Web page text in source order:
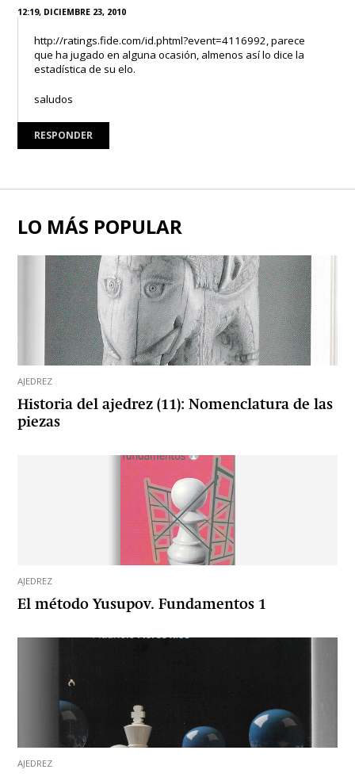
12:19, DICIEMBRE 23, 2010
http://ratings.fide.com/id.phtml?event=4116992, parece
que ha jugado en alguna ocasión, almenos así lo dice la
estadística de su elo.
saludos
RESPONDER
LO MÁS POPULAR
AJEDREZ
Historia del ajedrez (11): Nomenclatura de las
piezas
AJEDREZ
El método Yusupov. Fundamentos 1
AJEDREZ